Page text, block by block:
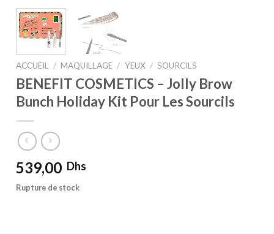
ACCUEIL / MAQUILLAGE / YEUX / SOURCILS
BENEFIT COSMETICS – Jolly Brow
Bunch Holiday Kit Pour Les Sourcils
539,00 Dhs
Rupture de stock